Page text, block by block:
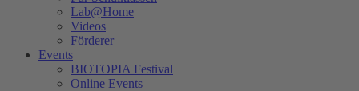
Lab@Home
Videos
Förderer
Events
BIOTOPIA Festival
Online Events